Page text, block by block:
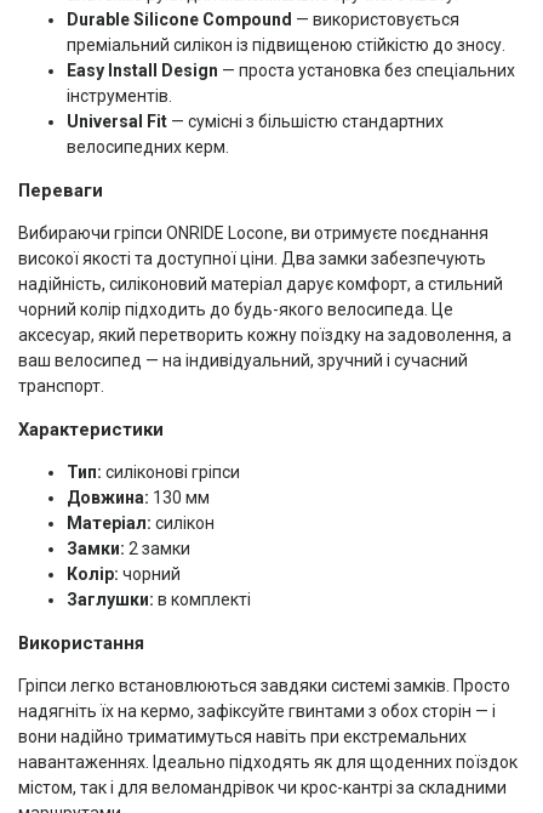
Durable Silicone Compound — використовується
преміальний силікон із підвищеною стійкістю до зносу.
Easy Install Design — проста установка без спеціальних
інструментів.
Universal Fit — сумісні з більшістю стандартних
велосипедних керм.
Переваги
Вибираючи гріпси ONRIDE Locone, ви отримуєте поєднання
високої якості та доступної ціни. Два замки забезпечують
надійність, силіконовий матеріал дарує комфорт, а стильний
чорний колір підходить до будь-якого велосипеда. Це
аксесуар, який перетворить кожну поїздку на задоволення, а
ваш велосипед — на індивідуальний, зручний і сучасний
транспорт.
Характеристики
Тип: силіконові гріпси
Довжина: 130 мм
Матеріал: силікон
Замки: 2 замки
Колір: чорний
Заглушки: в комплекті
Використання
Гріпси легко встановлюються завдяки системі замків. Просто
надягніть їх на кермо, зафіксуйте гвинтами з обох сторін — і
вони надійно триматимуться навіть при екстремальних
навантаженнях. Ідеально підходять як для щоденних поїздок
містом, так і для веломандрівок чи крос-кантрі за складними